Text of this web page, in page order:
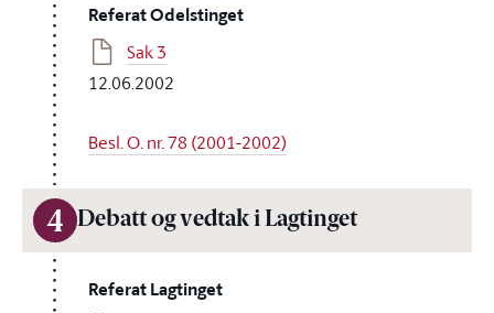
Referat Odelstinget
Sak 3
12.06.2002
Besl. O. nr. 78 (2001-2002)
4 Debatt og vedtak i Lagtinget
Referat Lagtinget